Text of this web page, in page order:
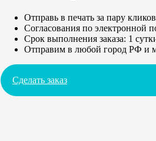
Отправь в печать за пару
Согласования по электронной
Срок выполнения заказа: 1
Отправим в любой город РФ и
Сделать заказ